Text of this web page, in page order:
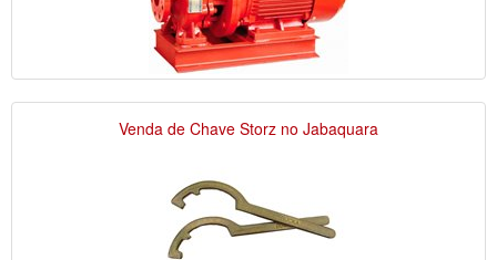
Venda de Chave Storz no Jabaquara